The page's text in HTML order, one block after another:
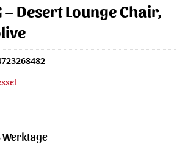
– Desert Lounge Chair,